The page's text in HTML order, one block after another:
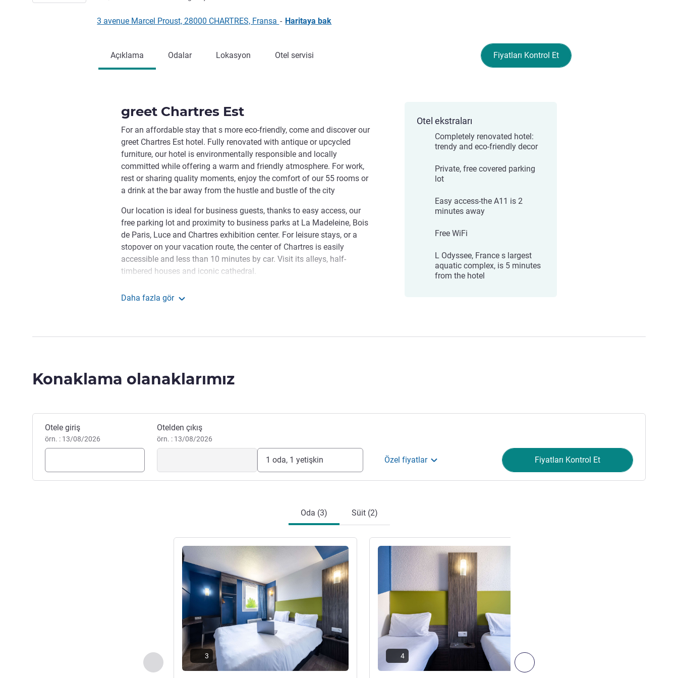
3 avenue Marcel Proust, 28000 CHARTRES, Fransa - Haritaya bak
Fiyatları Kontrol Et
Açıklama Odalar Lokasyon Otel servisi
greet Chartres Est
For an affordable stay that s more eco-friendly, come and discover our
greet Chartres Est hotel. Fully renovated with antique or upcycled
furniture, our hotel is environmentally responsible and locally
committed while offering a warm and friendly atmosphere. For work,
rest or sharing quality moments, enjoy the comfort of our 55 rooms or
a drink at the bar away from the hustle and bustle of the city
Our location is ideal for business guests, thanks to easy access, our
free parking lot and proximity to business parks at La Madeleine, Bois
de Paris, Luce and Chartres exhibition center. For leisure stays, or a
stopover on your vacation route, the center of Chartres is easily
accessible and less than 10 minutes by car. Visit its alleys, half-
timbered houses and iconic cathedral.
aquatic complex with lots of activities for kids and adults: 11 pools,
The team looks forward to welcoming you to our fully refurbished
Otel Yönetimi
Daha fazla gör
Otel ekstraları
Completely renovated hotel:
trendy and eco-friendly decor
Private, free covered parking
lot
Easy access-the A11 is 2
minutes away
Free WiFi
L Odyssee, France s largest
aquatic complex, is 5 minutes
from the hotel
Konaklama olanaklarımız
Bu otelde rezervasyon yaptırın
Otele giriş
örn. : 13/08/2026
Otelden çıkış
örn. : 13/08/2026
1 oda, 1 yetişkin Özel fiyatlar Fiyatları Kontrol Et
Oda (3) Süit (2)
Önceki - Oda Sonraki - Oda
Ayrıntıları göster
3
Ayrıntıları göster
4